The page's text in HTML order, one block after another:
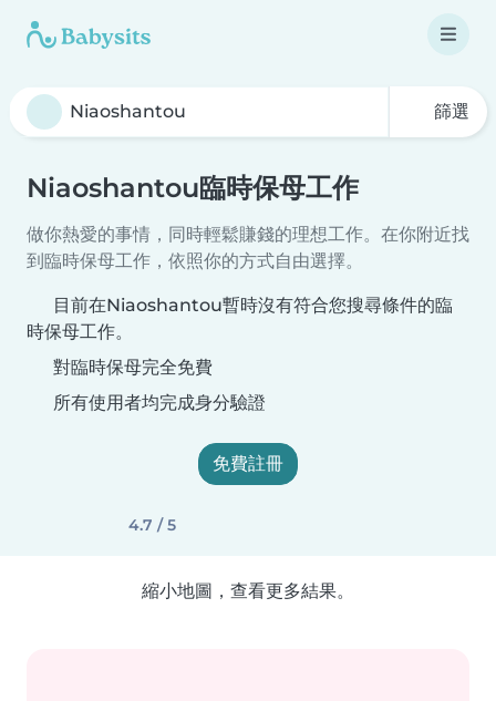
篩選
Niaoshantou臨時保母工作
做你熱愛的事情，同時輕鬆賺錢的理想工作。在你附近找
到臨時保母工作，依照你的方式自由選擇。
目前在Niaoshantou暫時沒有符合您搜尋條件的臨
時保母工作。
對臨時保母完全免費
所有使用者均完成身分驗證
免費註冊
4.7 / 5
縮小地圖，查看更多結果。